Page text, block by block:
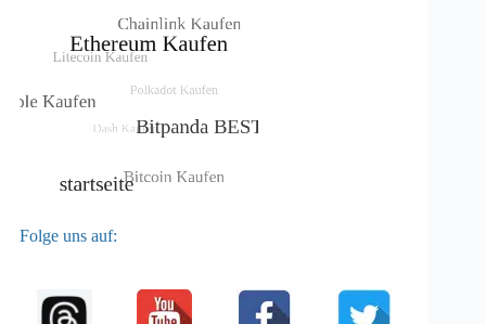
Folge uns auf: